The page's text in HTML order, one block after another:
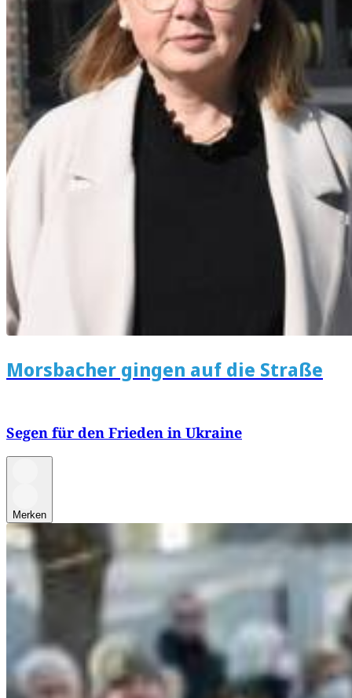
Morsbacher gingen auf die Straße
Segen für den Frieden in Ukraine
Merken